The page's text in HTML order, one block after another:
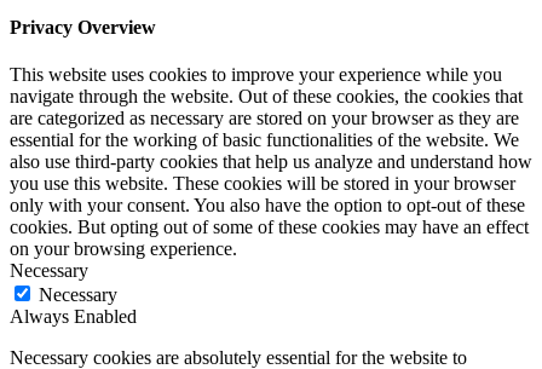
Privacy Overview
This website uses cookies to improve your experience while you
navigate through the website. Out of these cookies, the cookies that
are categorized as necessary are stored on your browser as they are
essential for the working of basic functionalities of the website. We
also use third-party cookies that help us analyze and understand how
you use this website. These cookies will be stored in your browser
only with your consent. You also have the option to opt-out of these
cookies. But opting out of some of these cookies may have an effect
on your browsing experience.
Necessary
Necessary
Always Enabled
Necessary cookies are absolutely essential for the website to